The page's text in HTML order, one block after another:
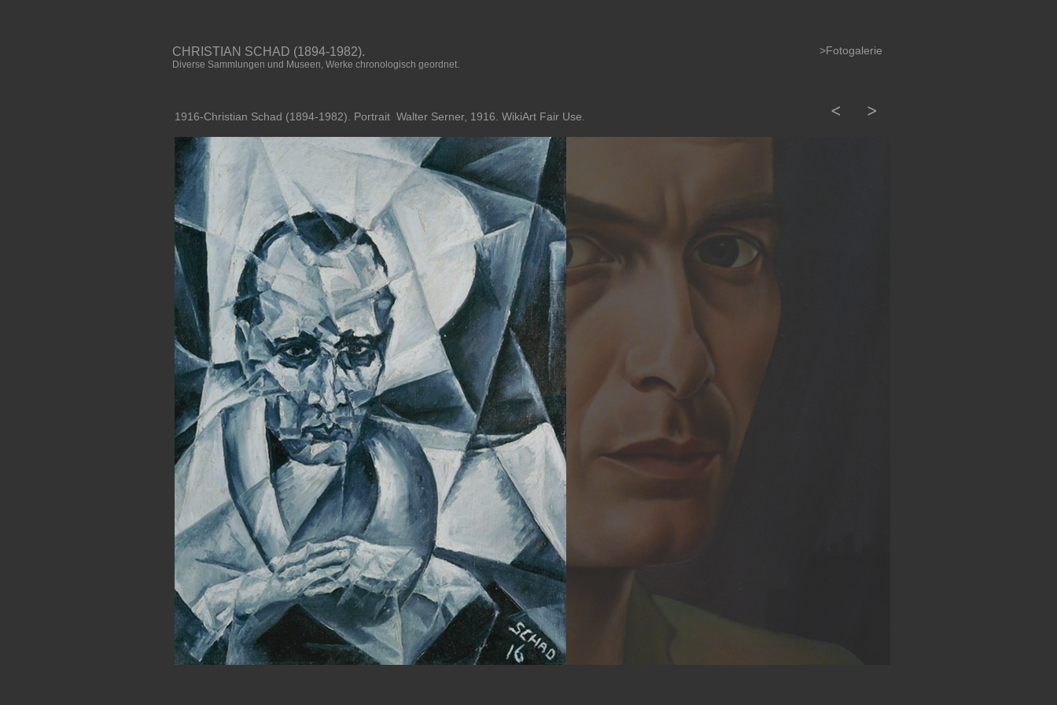
CHRISTIAN SCHAD (1894-1982).
Diverse Sammlungen und Museen, Werke chronologisch geordnet.
>Fotogalerie
1916-Christian Schad (1894-1982). Portrait Walter Serner, 1916. WikiArt Fair Use. < >